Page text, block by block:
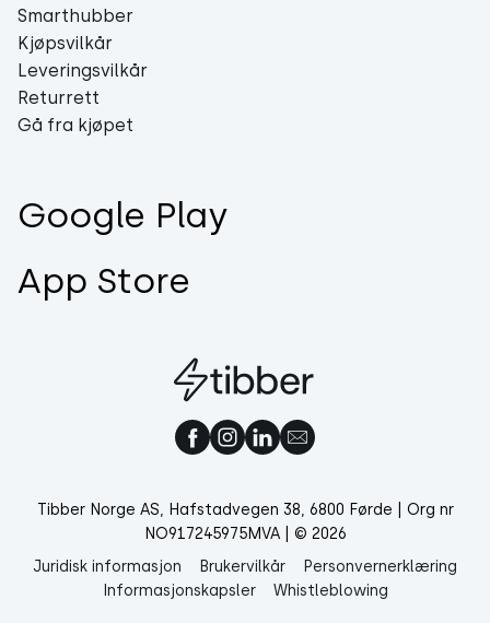
Smarthubber
Kjøpsvilkår
Leveringsvilkår
Returrett
Gå fra kjøpet
Google Play
App Store
Tibber Norge AS, Hafstadvegen 38, 6800 Førde | Org nr
NO917245975MVA | © 2026
Juridisk informasjon
Brukervilkår
Personvernerklæring
Informasjonskapsler
Whistleblowing